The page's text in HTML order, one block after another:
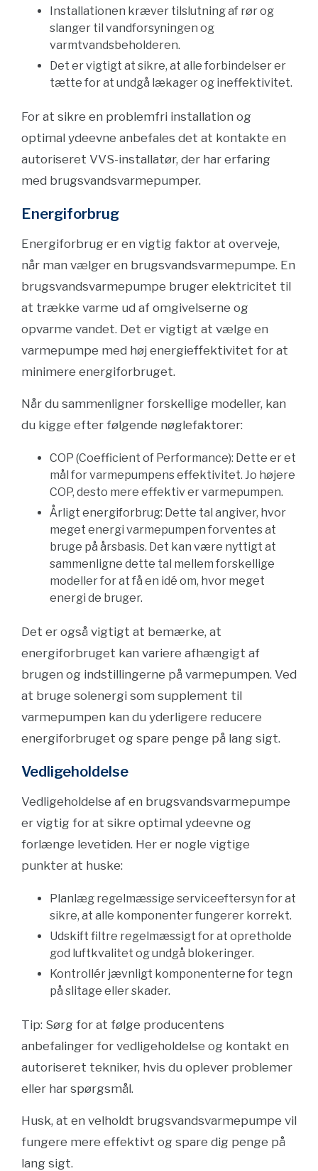
Installationen kræver tilslutning af rør og
slanger til vandforsyningen og
varmtvandsbeholderen.
Det er vigtigt at sikre, at alle forbindelser er
tætte for at undgå lækager og ineffektivitet.
For at sikre en problemfri installation og
optimal ydeevne anbefales det at kontakte en
autoriseret VVS-installatør, der har erfaring
med brugsvandsvarmepumper.
Energiforbrug
Energiforbrug er en vigtig faktor at overveje,
når man vælger en brugsvandsvarmepumpe. En
brugsvandsvarmepumpe bruger elektricitet til
at trække varme ud af omgivelserne og
opvarme vandet. Det er vigtigt at vælge en
varmepumpe med høj energieffektivitet for at
minimere energiforbruget.
Når du sammenligner forskellige modeller, kan
du kigge efter følgende nøglefaktorer:
COP (Coefficient of Performance): Dette er et
mål for varmepumpens effektivitet. Jo højere
COP, desto mere effektiv er varmepumpen.
Årligt energiforbrug: Dette tal angiver, hvor
meget energi varmepumpen forventes at
bruge på årsbasis. Det kan være nyttigt at
sammenligne dette tal mellem forskellige
modeller for at få en idé om, hvor meget
energi de bruger.
Det er også vigtigt at bemærke, at
energiforbruget kan variere afhængigt af
brugen og indstillingerne på varmepumpen. Ved
at bruge solenergi som supplement til
varmepumpen kan du yderligere reducere
energiforbruget og spare penge på lang sigt.
Vedligeholdelse
Vedligeholdelse af en brugsvandsvarmepumpe
er vigtig for at sikre optimal ydeevne og
forlænge levetiden. Her er nogle vigtige
punkter at huske:
Planlæg regelmæssige serviceeftersyn for at
sikre, at alle komponenter fungerer korrekt.
Udskift filtre regelmæssigt for at opretholde
god luftkvalitet og undgå blokeringer.
Kontrollér jævnligt komponenterne for tegn
på slitage eller skader.
Tip: Sørg for at følge producentens
anbefalinger for vedligeholdelse og kontakt en
autoriseret tekniker, hvis du oplever problemer
eller har spørgsmål.
Husk, at en velholdt brugsvandsvarmepumpe vil
fungere mere effektivt og spare dig penge på
lang sigt.